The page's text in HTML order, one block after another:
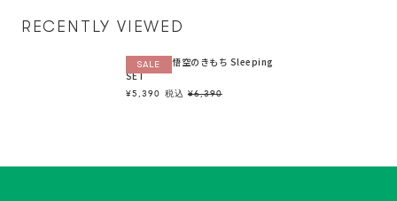
RECENTLY VIEWED
SALE
【ギフト】悟空のきもち Sleeping
SET
¥5,390 税込¥6,390